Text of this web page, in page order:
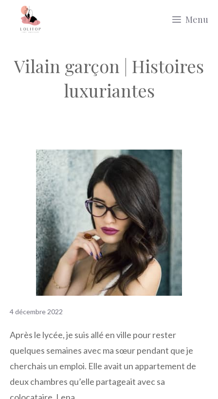
Menu
Vilain garçon | Histoires
luxuriantes
4 décembre 2022
Après le lycée, je suis allé en ville pour rester
quelques semaines avec ma sœur pendant que je
cherchais un emploi. Elle avait un appartement de
deux chambres qu’elle partageait avec sa